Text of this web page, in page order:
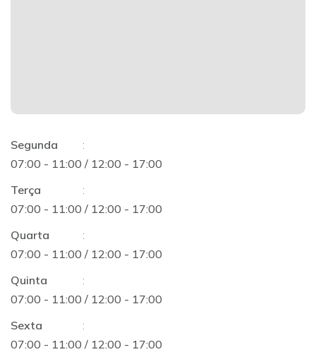
Segunda
:
07:00 - 11:00 / 12:00 - 17:00
Terça
:
07:00 - 11:00 / 12:00 - 17:00
Quarta
:
07:00 - 11:00 / 12:00 - 17:00
Quinta
:
07:00 - 11:00 / 12:00 - 17:00
Sexta
:
07:00 - 11:00 / 12:00 - 17:00